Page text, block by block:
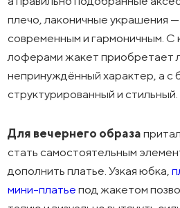
плечо, лаконичные украшения
современным и гармоничным. С
лоферами жакет приобретает
непринуждённый характер, а с
структурированный и стильный.
Для вечернего образа
стать самостоятельным
дополнить платье. Узкая юбка,
мини-платье под жакетом